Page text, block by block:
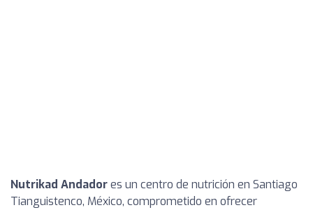
Nutrikad Andadores un centro de nutrición en Santiago
Tianguistenco, México, comprometido en ofrecer